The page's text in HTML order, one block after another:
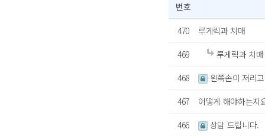
번호
470
루게릭과 치매
469
루게릭과 치매
468
왼쪽손이 저리
467
어떻게 해야하는지
466
상담 드립니다.